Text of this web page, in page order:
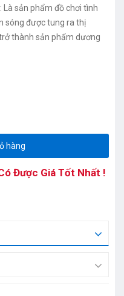
Là sản phẩm đồ chơi tình
sóng được tung ra thị
thành sản phẩm dương
hàng
Được Giá Tốt Nhất !